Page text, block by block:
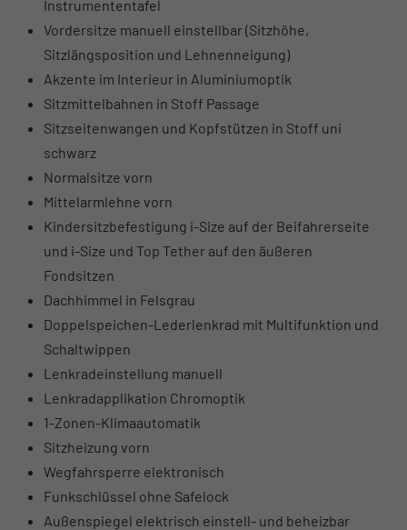
Instrumententafel
Vordersitze manuell einstellbar (Sitzhöhe,
Sitzlängsposition und Lehnenneigung)
Akzente im Interieur in Aluminiumoptik
Sitzmittelbahnen in Stoff Passage
Sitzseitenwangen und Kopfstützen in Stoff uni
schwarz
Normalsitze vorn
Mittelarmlehne vorn
Kindersitzbefestigung i-Size auf der Beifahrerseite
und i-Size und Top Tether auf den äußeren
Fondsitzen
Dachhimmel in Felsgrau
Doppelspeichen-Lederlenkrad mit Multifunktion und
Schaltwippen
Lenkradeinstellung manuell
Lenkradapplikation Chromoptik
1-Zonen-Klimaautomatik
Sitzheizung vorn
Wegfahrsperre elektronisch
Funkschlüssel ohne Safelock
Außenspiegel elektrisch einstell- und beheizbar